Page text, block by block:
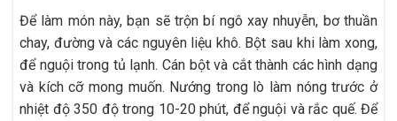
Để làm món này, bạn sẽ trộn bí ngô xay nhuyễn, bơ thuần
chay, đường và các nguyên liệu khô. Bột sau khi làm xong,
để nguội trong tủ lạnh. Cán bột và cắt thành các hình dạng
và kích cỡ mong muốn. Nướng trong lò làm nóng trước ở
nhiệt độ 350 độ trong 10-20 phút, để nguội và rắc quế. Để